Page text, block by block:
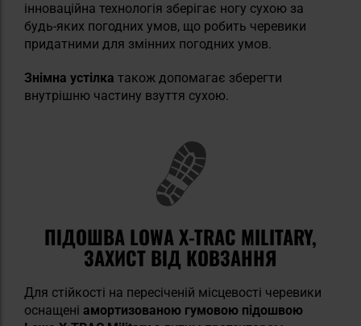
інноваційна технологія зберігає ногу сухою за
будь-яких погодних умов, що робить черевики
придатними для змінних погодних умов.
Знімна устілка також допомагає зберегти
внутрішню частину взуття сухою.
ПІДОШВА LOWA X-TRAC MILITARY,
ЗАХИСТ ВІД КОВЗАННЯ
Для стійкості на пересіченій місцевості черевики
оснащені амортизованою гумовою підошвою